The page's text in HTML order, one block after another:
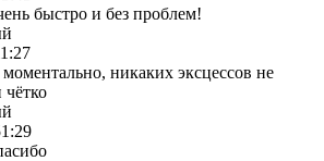
быстро и без проблем!
никаких эксцессов не